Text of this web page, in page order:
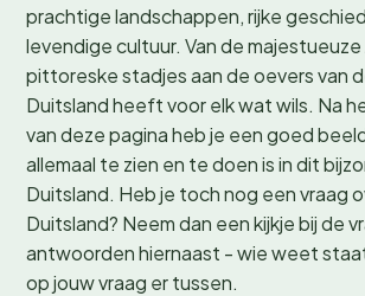
prachtige landschappen, rijke
levendige cultuur. Van de
pittoreske stadjes aan de oevers van
Duitsland heeft voor elk wat wils. Na
van deze pagina heb je een goed
allemaal te zien en te doen is in dit
Duitsland. Heb je toch nog een vraag
Duitsland? Neem dan een kijkje bij de
antwoorden hiernaast - wie weet
op jouw vraag er tussen.